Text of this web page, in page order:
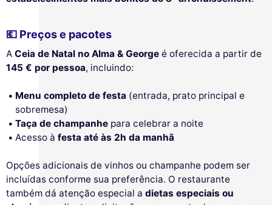
💶 Preços e pacotes
A Ceia de Natal no Alma & George é oferecida a partir de
145 € por pessoa, incluindo:
Menu completo de festa (entrada, prato principal e
sobremesa)
Taça de champanhe para celebrar a noite
Acesso àfesta até às 2h da manhã
Opções adicionais de vinhos ou champanhe podem ser
incluídas conforme sua preferência. O restaurante
também dá atenção especial a dietas especiais ou